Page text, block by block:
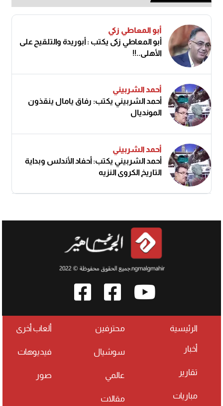
أبو المعاطي زكي
أبو المعاطي زكى يكتب : أبوريدة والتلقيح على
الأهلى..!!
أحمد الشربيني
أحمد الشربيني يكتب: رفاق يامال ينقذون
المونديال
أحمد الشربيني
أحمد الشربيني يكتب: أحفاد الأندلس وبداية
التاريخ الكروي النزيه
الرئيسية
أخبار
تقارير
مباريات
محترفين
سوشيال
عالمي
مقالات
ألعاب أخرى
فيديوهات
صور